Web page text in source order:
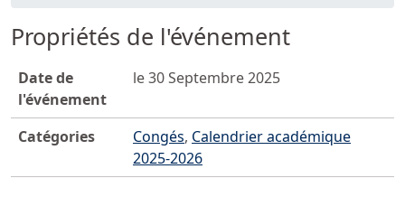
Propriétés de l'événement
Date de
l'événement
le 30 Septembre 2025
Catégories Congés, Calendrier académique
2025-2026